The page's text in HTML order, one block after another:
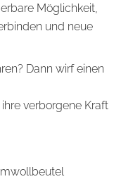
Möglichkeit,
und neue
Dann wirf einen
verborgene Kraft